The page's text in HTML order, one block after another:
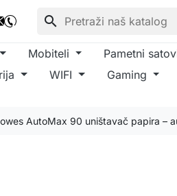
search
Mobiteli Pametni
WIFI Gaming
AutoMax 90 uništavač papira –